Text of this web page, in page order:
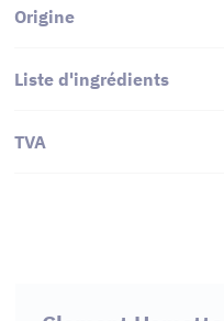
Origine
Liste d'ingrédients
TVA